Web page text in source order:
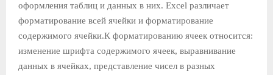
оформления таблиц и данных в них. Excel различает
форматирование всей ячейки и форматирование
содержимого ячейки.К форматированию ячеек относится:
изменение шрифта содержимого ячеек, выравнивание
данных в ячейках, представление чисел в разных